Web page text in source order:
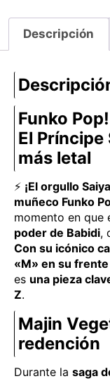
Descripción
Funko
El
más letal
⚡ ¡El orgullo
muñeco Funko
momento en que
poder de Babidi,
Con su icónico
«M» en su
es una pieza
Z.
Majin
redención
Durante la saga